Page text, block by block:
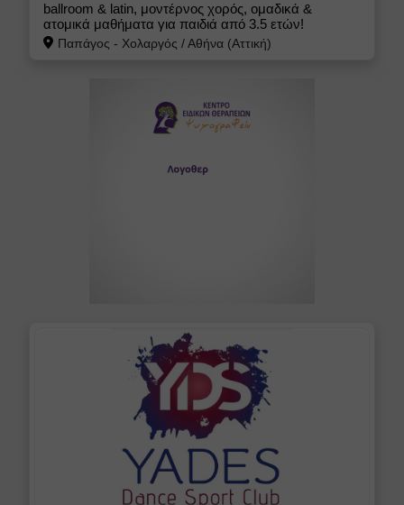
ballroom & latin, μοντέρνος χορός, ομαδικά &
ατομικά μαθήματα για παιδιά από 3.5 ετών!
Παπάγος - Χολαργός /Αθήνα (Αττική)